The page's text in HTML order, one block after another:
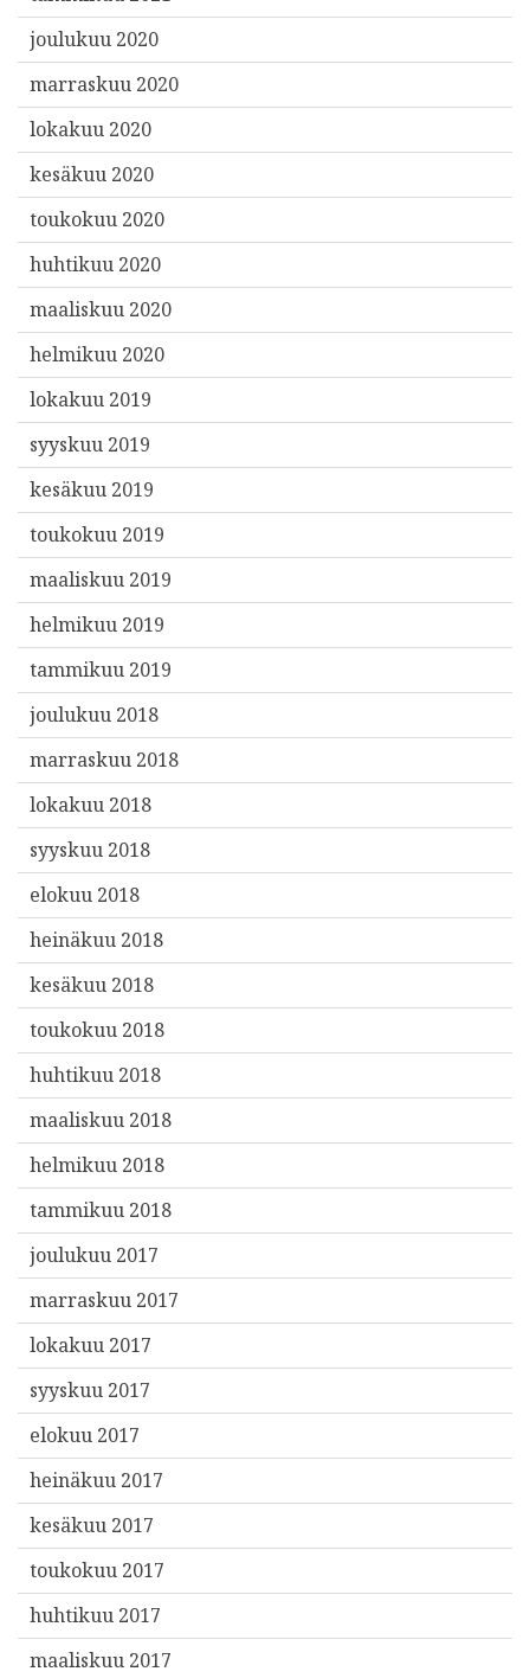
joulukuu 2020
marraskuu 2020
lokakuu 2020
kesäkuu 2020
toukokuu 2020
huhtikuu 2020
maaliskuu 2020
helmikuu 2020
lokakuu 2019
syyskuu 2019
kesäkuu 2019
toukokuu 2019
maaliskuu 2019
helmikuu 2019
tammikuu 2019
joulukuu 2018
marraskuu 2018
lokakuu 2018
syyskuu 2018
elokuu 2018
heinäkuu 2018
kesäkuu 2018
toukokuu 2018
huhtikuu 2018
maaliskuu 2018
helmikuu 2018
tammikuu 2018
joulukuu 2017
marraskuu 2017
lokakuu 2017
syyskuu 2017
elokuu 2017
heinäkuu 2017
kesäkuu 2017
toukokuu 2017
huhtikuu 2017
maaliskuu 2017